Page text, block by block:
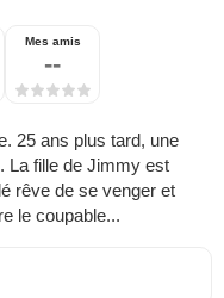
Mes amis
--
25 ans plus tard, une
La fille de Jimmy est
rêve de se venger et
le coupable...